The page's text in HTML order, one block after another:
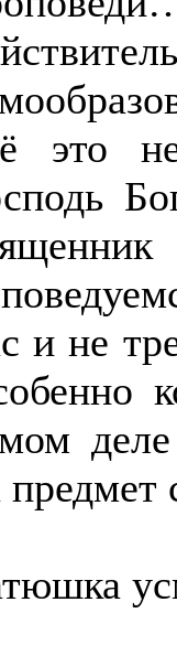
это
и не
предмет